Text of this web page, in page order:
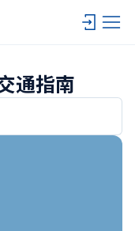
通指南